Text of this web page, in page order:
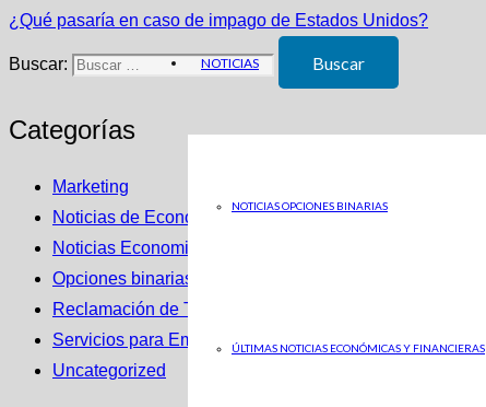
NOTICIAS
NOTICIAS OPCIONES BINARIAS
ÚLTIMAS NOTICIAS ECONÓMICAS Y FINANCIERAS
¿Qué pasaría en caso de impago de Estados Unidos?
Buscar:
Categorías
Marketing
Noticias de Economia en ABC
Noticias Economicas
Opciones binarias
Reclamación de Tarjetas Revolving
Servicios para Empresas
Uncategorized